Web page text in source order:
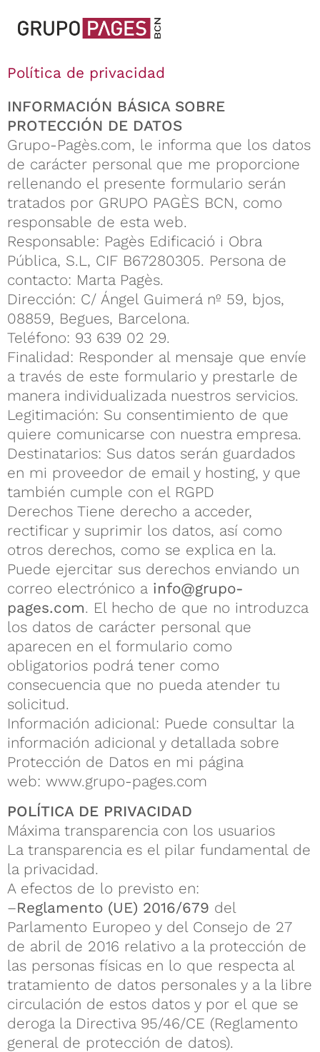
Política de privacidad
INFORMACIÓN BÁSICA SOBRE
PROTECCIÓN DE DATOS
Grupo-Pagès.com, le informa que los datos
de carácter personal que me proporcione
rellenando el presente formulario serán
tratados por GRUPO PAGÈS BCN, como
responsable de esta web.
Responsable: Pagès Edificació i Obra
Pública, S.L, CIF B67280305. Persona de
contacto: Marta Pagès.
Dirección: C/ Ángel Guimerá nº 59, bjos,
08859, Begues, Barcelona.
Teléfono: 93 639 02 29.
Finalidad: Responder al mensaje que envíe
a través de este formulario y prestarle de
manera individualizada nuestros servicios.
Legitimación: Su consentimiento de que
quiere comunicarse con nuestra empresa.
Destinatarios: Sus datos serán guardados
en mi proveedor de email y hosting, y que
también cumple con el RGPD
Derechos Tiene derecho a acceder,
rectificar y suprimir los datos, así como
otros derechos, como se explica en la.
Puede ejercitar sus derechos enviando un
correo electrónico a info@grupo-
pages.com. El hecho de que no introduzca
los datos de carácter personal que
aparecen en el formulario como
obligatorios podrá tener como
consecuencia que no pueda atender tu
solicitud.
Información adicional: Puede consultar la
información adicional y detallada sobre
Protección de Datos en mi página
web: www.grupo-pages.com
POLÍTICA DE PRIVACIDAD
Máxima transparencia con los usuarios
La transparencia es el pilar fundamental de
la privacidad.
A efectos de lo previsto en:
–Reglamento (UE) 2016/679 del
Parlamento Europeo y del Consejo de 27
de abril de 2016 relativo a la protección de
las personas físicas en lo que respecta al
tratamiento de datos personales y a la libre
circulación de estos datos y por el que se
deroga la Directiva 95/46/CE (Reglamento
general de protección de datos).